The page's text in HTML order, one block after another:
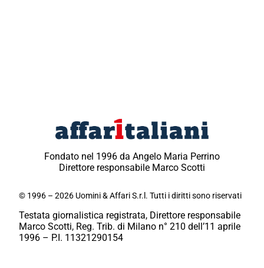
Fondato nel 1996 da Angelo Maria Perrino
Direttore responsabile Marco Scotti
© 1996 – 2026 Uomini & Affari S.r.l. Tutti i diritti sono riservati
Testata giornalistica registrata, Direttore responsabile
Marco Scotti, Reg. Trib. di Milano n° 210 dell’11 aprile
1996 – P.I. 11321290154